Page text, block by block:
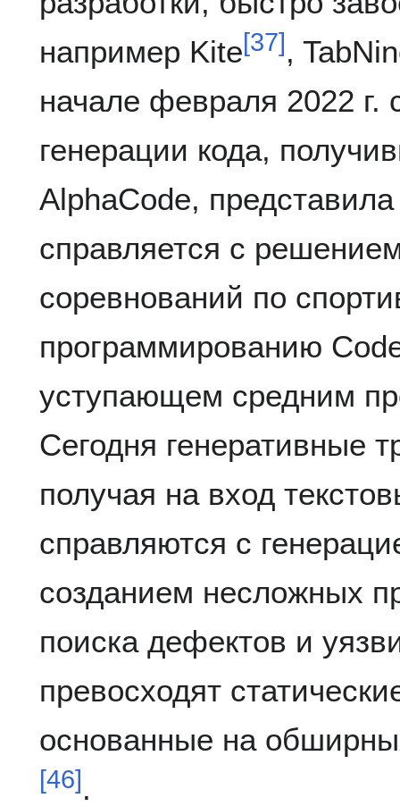
например Kite[37] ,
начале февраля 2022 г.
генерации кода,
AlphaCode,
справляется с
соревнований по
программированию
уступающем средним
Сегодня генеративные
получая на вход
справляются с
созданием несложных
поиска дефектов и
превосходят
основанные на
[46] .